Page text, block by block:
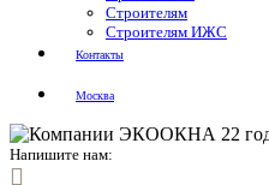
Строителям
Строителям ИЖС
Контакты
Москва
Напишите нам: